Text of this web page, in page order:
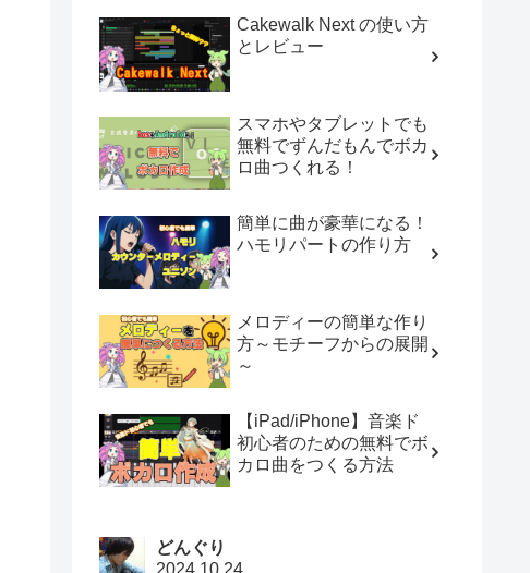
Cakewalk Next の使い方
とレビュー
スマホやタブレットでも
無料でずんだもんでボカ
ロ曲つくれる！
簡単に曲が豪華になる！
ハモリパートの作り方
メロディーの簡単な作り
方～モチーフからの展開
～
【iPad/iPhone】音楽ド
初心者のための無料でボ
カロ曲をつくる方法
どんぐり
2024.10.24